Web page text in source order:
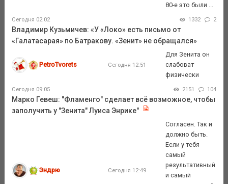
80-е это были ...
Сегодня 02:02 1332 2
Владимир Кузьмичев: «У «Локо» есть письмо от
«Галатасарая» по Батракову. «Зенит» не обращался»
PetroTvorets Сегодня 12:51
Для Зенита он
слабоват
физически
Сегодня 09:05 2151 104
Марко Гевеш: "Фламенго" сделает всё возможное, чтобы
заполучить у "Зенита" Луиса Энрике"
Эндрю Сегодня 12:49
Согласен. Так и
должно быть.
Если у тебя
самый
результативный
и самый